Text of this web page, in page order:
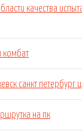
качества
комбат
санкт петербург
на пк